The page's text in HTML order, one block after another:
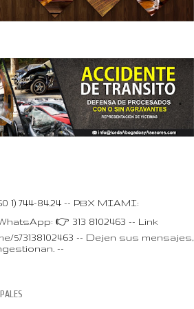
1) 744-84.24 -- PBX MIAMI:
👉 313 8102463 -- Link
573138102463 -- Dejen sus mensajes,
--